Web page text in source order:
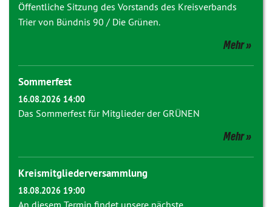
Öffentliche Sitzung des Vorstands des Kreisverbands
Trier von Bündnis 90 / Die Grünen.
Mehr
Sommerfest
16.08.2026 14:00
Das Sommerfest für Mitglieder der GRÜNEN
Mehr
Kreismitgliederversammlung
18.08.2026 19:00
An diesem Termin findet unsere nächste